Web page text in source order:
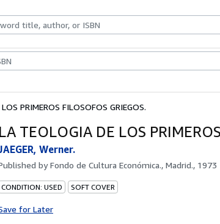
& Collectibles
PRIMEROS FILOSOFOS GRIEGOS.
LA TEOLOGIA DE LOS
Werner.
byFondo de Cultura Económica., Madrid., 1973
CONDITION: USED SOFT COVER
for Later